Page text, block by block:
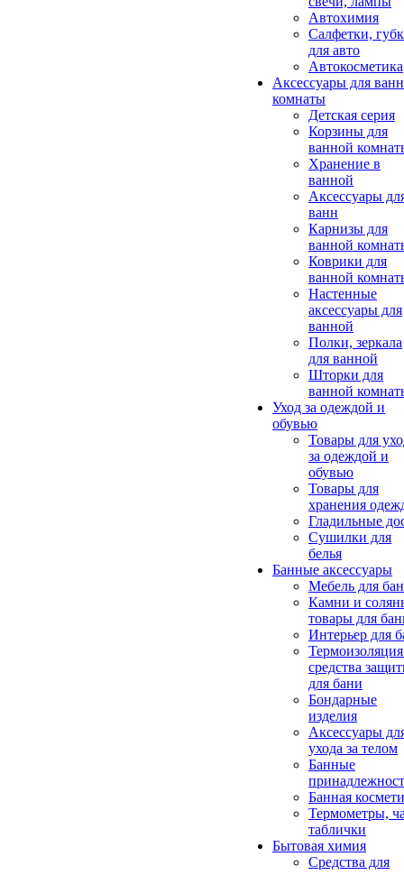
Автохимия
Салфетки,
для авто
Автокосметика
Аксессуары для
комнаты
Детская серия
Корзины для
ванной
Хранение в
ванной
Аксессуары
ванн
Карнизы для
ванной
Коврики для
ванной
Настенные
аксессуары для
ванной
Полки, зеркала
для ванной
Шторки для
ванной
Уход за одеждой и
обувью
Товары для
за одеждой и
обувью
Товары для
хранения
Гладильные
Сушилки для
белья
Банные аксессуары
Мебель для
Камни и
товары для
Интерьер для
средства
для бани
Бондарные
изделия
Аксеcсуары
ухода за телом
Банные
Банная
Термометры,
таблички
Бытовая химия
Средства для